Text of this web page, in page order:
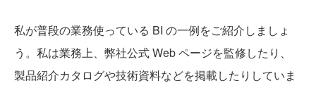
私が普段の業務使っている BI の一例をご紹介しましょ
う。私は業務上、弊社公式 Web ページを監修したり、
製品紹介カタログや技術資料などを掲載したりしていま